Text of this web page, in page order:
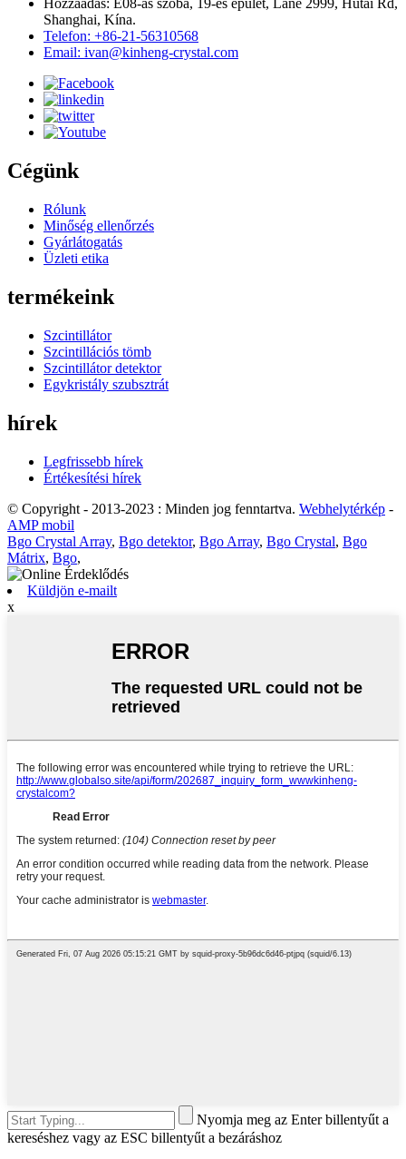
Hozzáadás: E08-as szoba, 19-es épület, Lane 2999, Hutai Rd,
Shanghai, Kína.
Telefon: +86-21-56310568
Email: ivan@kinheng-crystal.com
Cégünk
Rólunk
Minőség ellenőrzés
Gyárlátogatás
Üzleti etika
termékeink
Szcintillátor
Szcintillációs tömb
Szcintillátor detektor
Egykristály szubsztrát
hírek
Legfrissebb hírek
Értékesítési hírek
© Copyright - 2013-2023 : Minden jog fenntartva. Webhelytérkép -
AMP mobil
Bgo Crystal Array, Bgo detektor, Bgo Array, Bgo Crystal, Bgo
Mátrix, Bgo,
Küldjön e-mailt
x
Nyomja meg az Enter billentyűt a
kereséshez vagy az ESC billentyűt a bezáráshoz